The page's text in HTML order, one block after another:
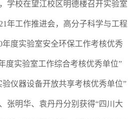
学校在望江校区明德楼召开实验室
年工作推进会，高分子科学与工程
年度实验室安全环保工作考核优秀
度实验室工作综合考核优秀单位”
验仪器设备开放共享考核优秀单位”
张明华、袁丹丹分别获得“四川大